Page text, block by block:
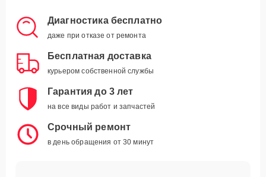
Диагностика бесплатно
даже при отказе от ремонта
Бесплатная доставка
курьером собственной службы
Гарантия до 3 лет
на все виды работ и запчастей
Срочный ремонт
в день обращения от 30 минут